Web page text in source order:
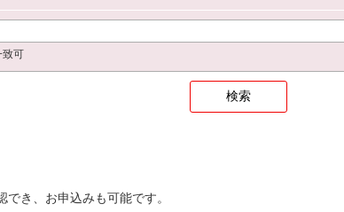
可
き、お申込みも可能です。